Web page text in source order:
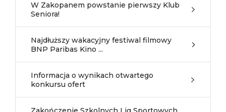
W Zakopanem powstanie pierwszy Klub
Seniora!
Najdłuższy wakacyjny festiwal filmowy
BNP Paribas Kino ...
Informacja o wynikach otwartego
konkursu ofert